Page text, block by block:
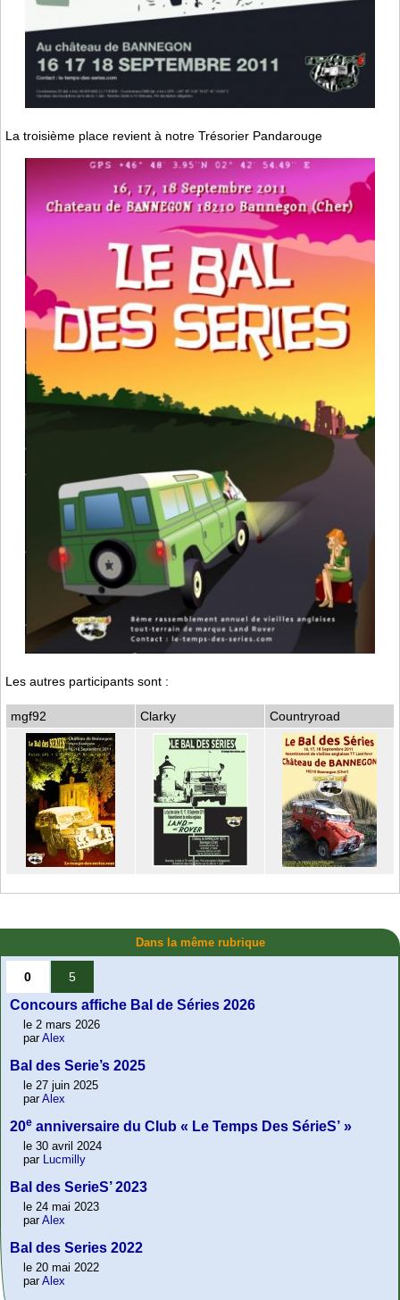
La troisième place revient à notre Trésorier Pandarouge
Les autres participants sont :
mgf92 Clarky Countryroad
Dans la même rubrique
0 5
Concours affiche Bal de Séries 2026
le 2 mars 2026
parAlex
Bal des Serie’s 2025
le 27 juin 2025
parAlex
20e anniversaire du Club « Le Temps Des SérieS’ »
le 30 avril 2024
par Lucmilly
Bal des SerieS’ 2023
le 24 mai 2023
parAlex
Bal des Series 2022
le 20 mai 2022
parAlex